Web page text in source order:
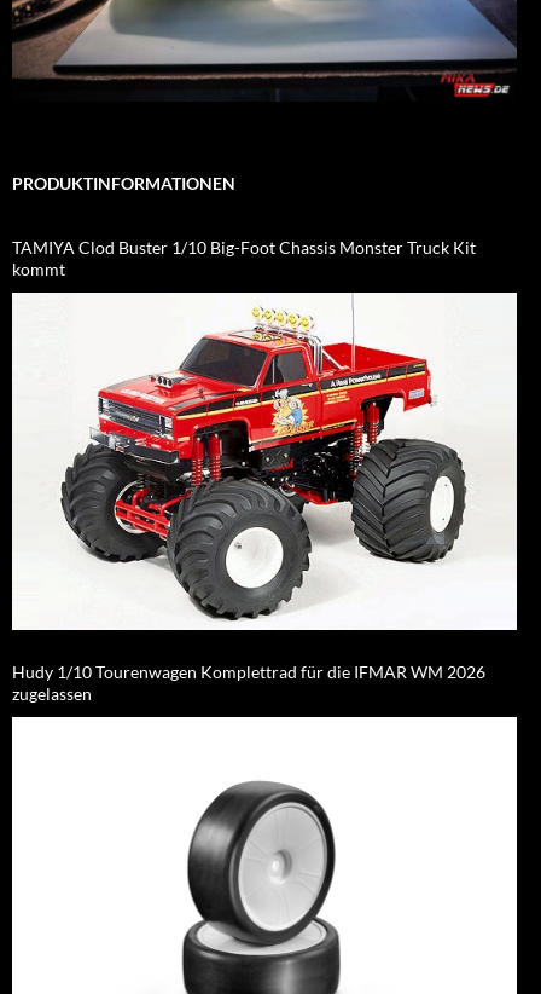
PRODUKTINFORMATIONEN
TAMIYA Clod Buster 1/10 Big-Foot Chassis Monster Truck Kit
kommt
Hudy 1/10 Tourenwagen Komplettrad für die IFMAR WM 2026
zugelassen